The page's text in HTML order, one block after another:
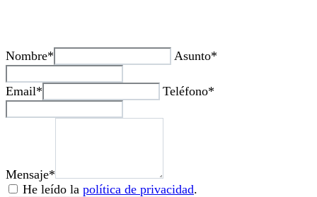
Nombre* Asunto*
Email* Teléfono*
Mensaje*
He leído la política de privacidad.